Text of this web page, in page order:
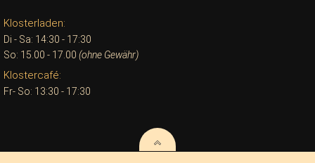
Klosterladen:
Di - Sa: 14:30 - 17:30
So: 15.00 - 17.00 (ohne Gewähr)
Klostercafé:
Fr- So: 13:30 - 17:30